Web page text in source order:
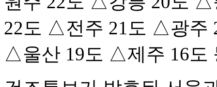
22도 △전주 21도 △광주
△울산 19도 △제주 16도